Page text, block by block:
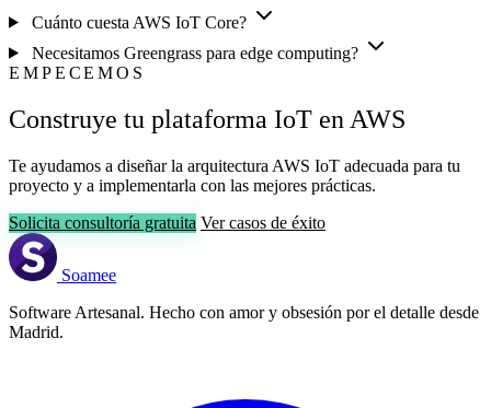
Cuánto cuesta AWS IoT Core?
Necesitamos Greengrass para edge computing?
EMPECEMOS
Construye tu plataforma IoT en AWS
Te ayudamos a diseñar la arquitectura AWS IoT adecuada para tu
proyecto y a implementarla con las mejores prácticas.
Solicita consultoría gratuita Ver casos de éxito
Soamee
Software Artesanal. Hecho con amor y obsesión por el detalle desde
Madrid.